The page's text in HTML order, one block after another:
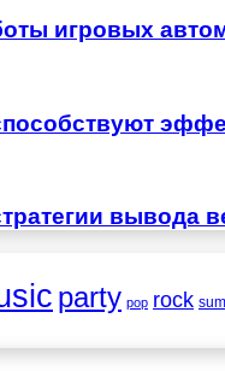
игровых
вывода
party pop rock